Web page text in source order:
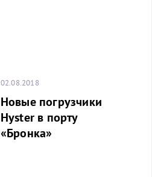
02.08.2018
Новые погрузчики
Hyster в порту
«Бронка»